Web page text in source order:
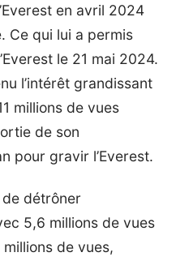
en avril 2024
Ce qui lui a permis
le 21 mai 2024.
l’intérêt grandissant
millions de vues
de son
pour gravir l’Everest.
détrôner
5,6 millions de vues
millions de vues,